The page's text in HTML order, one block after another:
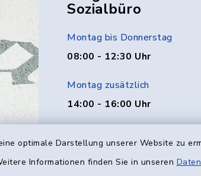
optimale Darstellung unserer Website zu
Informationen finden Sie in unseren
Sozialbüro
Montag bis Donnerstag
08:00 - 12:30 Uhr
Montag zusätzlich
14:00 - 16:00 Uhr
14:00 - 18:00 Uhr